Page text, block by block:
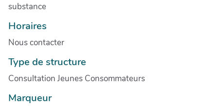
substance
Horaires
Nous contacter
Type de structure
Consultation Jeunes Consommateurs
Marqueur